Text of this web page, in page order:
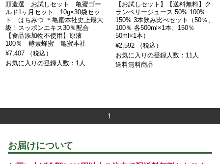
順造選 お試しセット 亀蜜ゴー
ルド1ヶ月セット 10g×30袋セッ
ト はちみつ ＊亀蜜本社史上最大
級！スッポンエキス30％配合
【食品添加物不使用】原液
100％ 酵素蜂蜜 亀蜜本社
¥7,407 （税込）
お気に入りの登録人数：1人
【お試しセット】【送料無料】ク
ランベリージュース 50% 100%
150% 3本飲み比べセット（50％、
100％ 各500ml×1本、150％
50ml×1本）
¥2,592 （税込）
お気に入りの登録人数：11人
送料無料商品
1